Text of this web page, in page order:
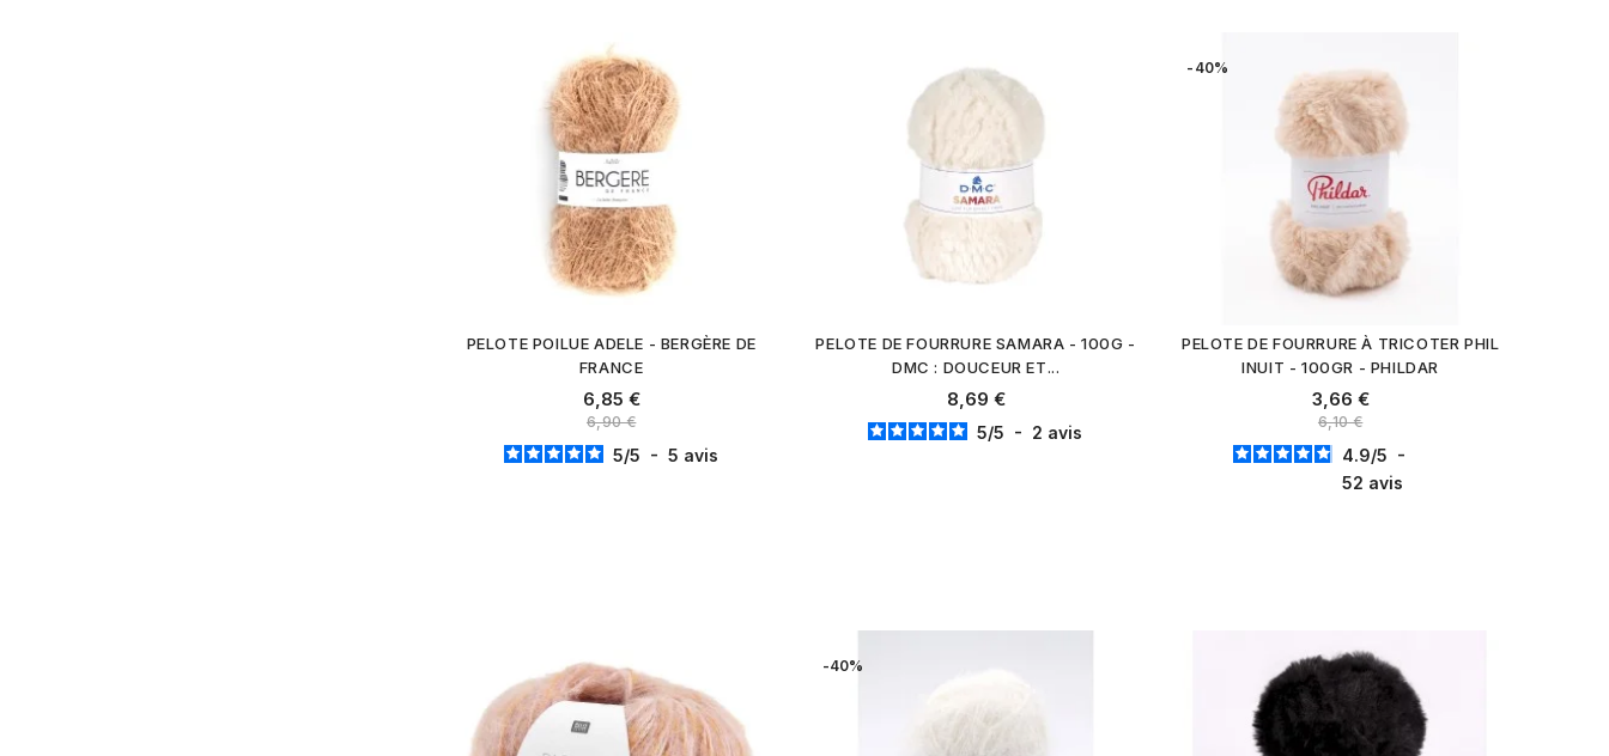
PELOTE POILUE ADELE - BERGÈRE DE
FRANCE
6,85 €
6,90 €
5/5 - 5 avis
PELOTE DE FOURRURE SAMARA - 100G -
DMC : DOUCEUR ET...
8,69 €
5/5 - 2 avis
-40%
PELOTE DE FOURRURE À TRICOTER PHIL
INUIT - 100GR - PHILDAR
3,66 €
6,10 €
4.9/5 -
52 avis
-40%